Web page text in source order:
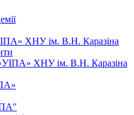
ХНУ ім. В.Н. Каразіна
ХНУ ім. В.Н. Каразіна